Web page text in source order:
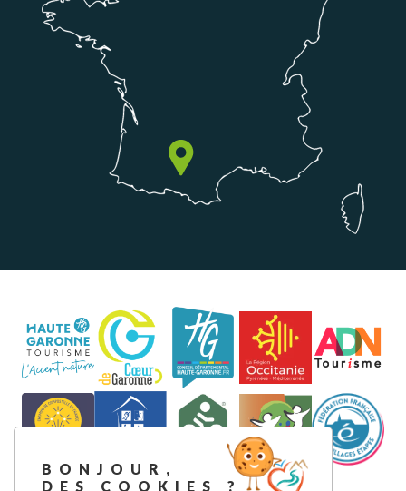
BONJOUR,
DES COOKIES ?